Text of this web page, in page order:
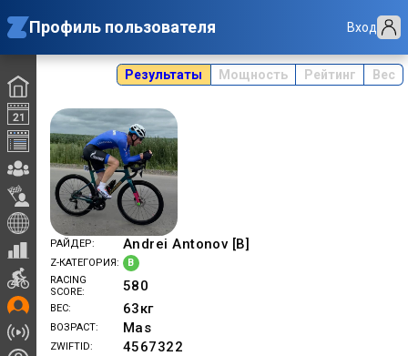
Профиль пользователя Вход
Результаты Мощность Рейтинг Вес
РАЙДЕР Andrei Antonov [B]
Z-КАТЕГОРИЯ
B
RACING
SCORE
580
ВЕС 63кг
ВОЗРАСТ Mas
ZWIFTID 4567322